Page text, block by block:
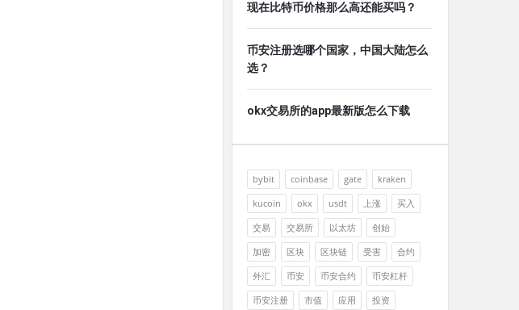
现在比特币价格那么高还能买吗？
币安注册选哪个国家，中国大陆怎么
选？
okx交易所的app最新版怎么下载
bybit coinbase gate
kraken
kucoin
okx usdt 上涨
买入
交易
交易所 以太坊
创始
加密
区块 区块链 受害
合约
外汇
币安 币安合约
币安杠杆
币安注册
市值 应用
投资